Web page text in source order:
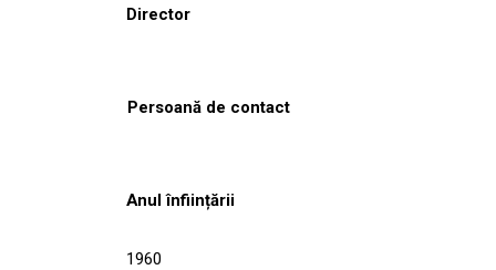
Director
Persoană de contact
Anul înființării
1960